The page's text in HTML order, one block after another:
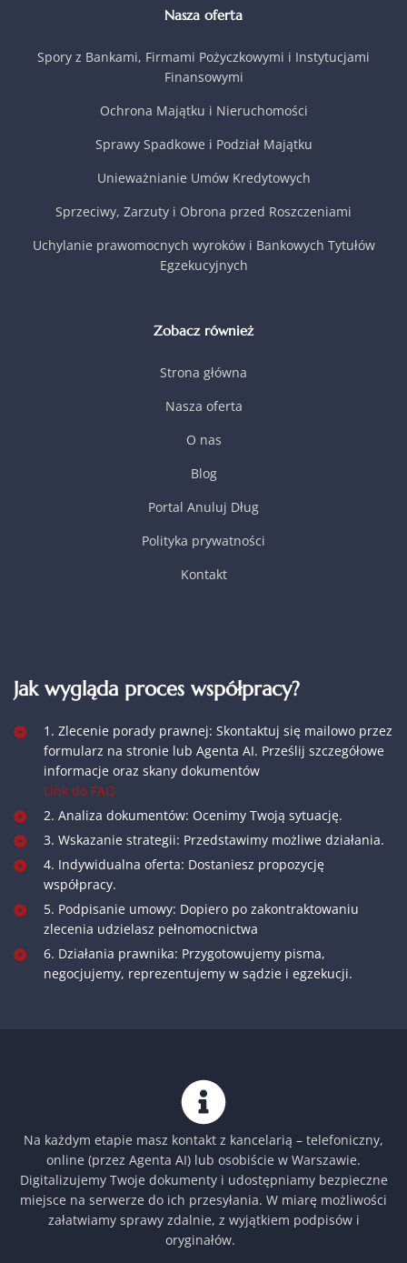
Nasza oferta
Spory z Bankami, Firmami Pożyczkowymi i Instytucjami
Finansowymi
Ochrona Majątku i Nieruchomości
Sprawy Spadkowe i Podział Majątku
Unieważnianie Umów Kredytowych
Sprzeciwy, Zarzuty i Obrona przed Roszczeniami
Uchylanie prawomocnych wyroków i Bankowych Tytułów
Egzekucyjnych
Zobacz również
Strona główna
Nasza oferta
O nas
Blog
Portal Anuluj Dług
Polityka prywatności
Kontakt
Jak wygląda proces współpracy?
1. Zlecenie porady prawnej: Skontaktuj się mailowo przez
formularz na stronie lub Agenta AI. Prześlij szczegółowe
informacje oraz skany dokumentów
Link do FAQ
2. Analiza dokumentów: Ocenimy Twoją sytuację.
3. Wskazanie strategii: Przedstawimy możliwe działania.
4. Indywidualna oferta: Dostaniesz propozycję
współpracy.
5. Podpisanie umowy: Dopiero po zakontraktowaniu
zlecenia udzielasz pełnomocnictwa
6. Działania prawnika: Przygotowujemy pisma,
negocjujemy, reprezentujemy w sądzie i egzekucji.
Na każdym etapie masz kontakt z kancelarią – telefoniczny,
online (przez Agenta AI) lub osobiście w Warszawie.
Digitalizujemy Twoje dokumenty i udostępniamy bezpieczne
miejsce na serwerze do ich przesyłania. W miarę możliwości
załatwiamy sprawy zdalnie, z wyjątkiem podpisów i
oryginałów.